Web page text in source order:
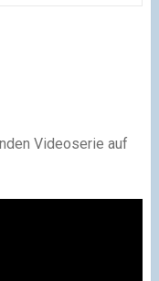
Videoserie auf